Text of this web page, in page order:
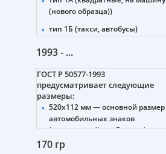
(нового образца))
тип 1Б (такси, автобусы)
тип 2 (прицепы, полуприцепы)
тип 4 (мотоциклы (нового и
старого образца))
тип 4А (снегоболотоходы,
мотовездеходы)
тип 4Б (мопеды)
1993 - ...
ГОСТ Р 50577-1993
предусматривает следующие
размеры:
520х112 мм — основной размер
автомобильных знаков
(стандартный для Европы).
288х206 мм — для тракторов,
170 гр